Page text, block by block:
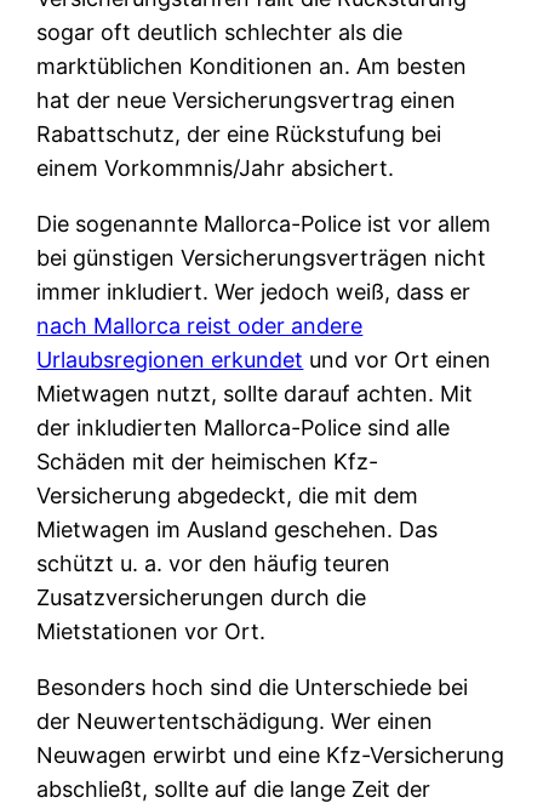
sogar oft deutlich schlechter als die
marktüblichen Konditionen an. Am besten
hat der neue Versicherungsvertrag einen
Rabattschutz, der eine Rückstufung bei
einem Vorkommnis/Jahr absichert.
Die sogenannte Mallorca-Police ist vor allem
bei günstigen Versicherungsverträgen nicht
immer inkludiert. Wer jedoch weiß, dass er
nach Mallorca reist oder andere
Urlaubsregionen erkundet und vor Ort einen
Mietwagen nutzt, sollte darauf achten. Mit
der inkludierten Mallorca-Police sind alle
Schäden mit der heimischen Kfz-
Versicherung abgedeckt, die mit dem
Mietwagen im Ausland geschehen. Das
schützt u. a. vor den häufig teuren
Zusatzversicherungen durch die
Mietstationen vor Ort.
Besonders hoch sind die Unterschiede bei
der Neuwertentschädigung. Wer einen
Neuwagen erwirbt und eine Kfz-Versicherung
abschließt, sollte auf die lange Zeit der